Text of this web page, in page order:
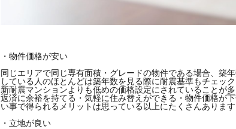
・物件価格が安い
同じエリアで同じ専有面積・グレードの物件である場合、築
している人のほとんどは築年数を見る際に耐震基準もチェッ
新耐震マンションよりも低めの価格設定にされていることが多
返済に余裕を持てる・気軽に住み替えができる・物件価格が
い事で得られるメリットは思っている以上にたくさんあります
・立地が良い